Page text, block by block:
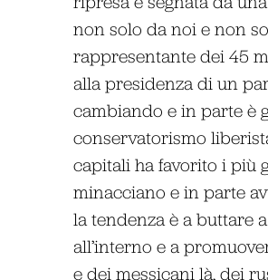
non solo da noi e non
rappresentante dei 45
alla presidenza di un
cambiando e in parte è
conservatorismo
capitali ha favorito i più
minacciano e in parte
la tendenza è a buttare
all’interno e a
e dei messicani là, dei